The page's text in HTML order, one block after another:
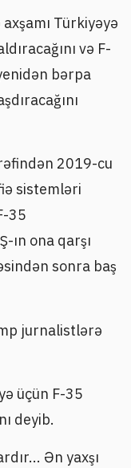
Türkiyəyə
və F-
bərpa
2019-cu
sistemləri
35
ın ona qarşı
sonra baş
jurnalistlərə
üçün F-35
deyib.
Ən yaxşı